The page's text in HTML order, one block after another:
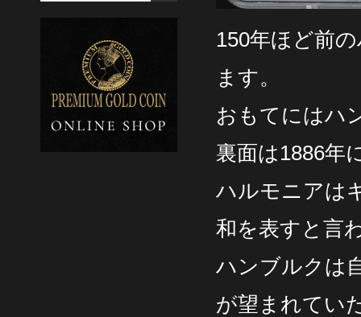
150年ほど前
ます。
おもてにはハ
裏面は1886年
ハルモニアは
和を表すと言
ハンブルクは
が望まれてい